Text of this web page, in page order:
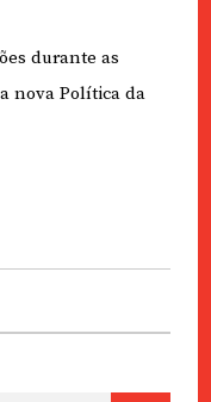
durante as
nova Política da